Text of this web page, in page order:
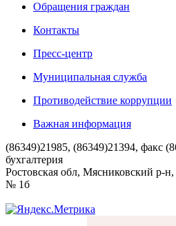
Обращения граждан
Контакты
Пресс-центр
Муниципальная служба
Противодействие коррупции
Важная информация
(86349)21985, (86349)21394, факс
бухгалтерия
Ростовская обл, Мясниковский р-
№ 1б